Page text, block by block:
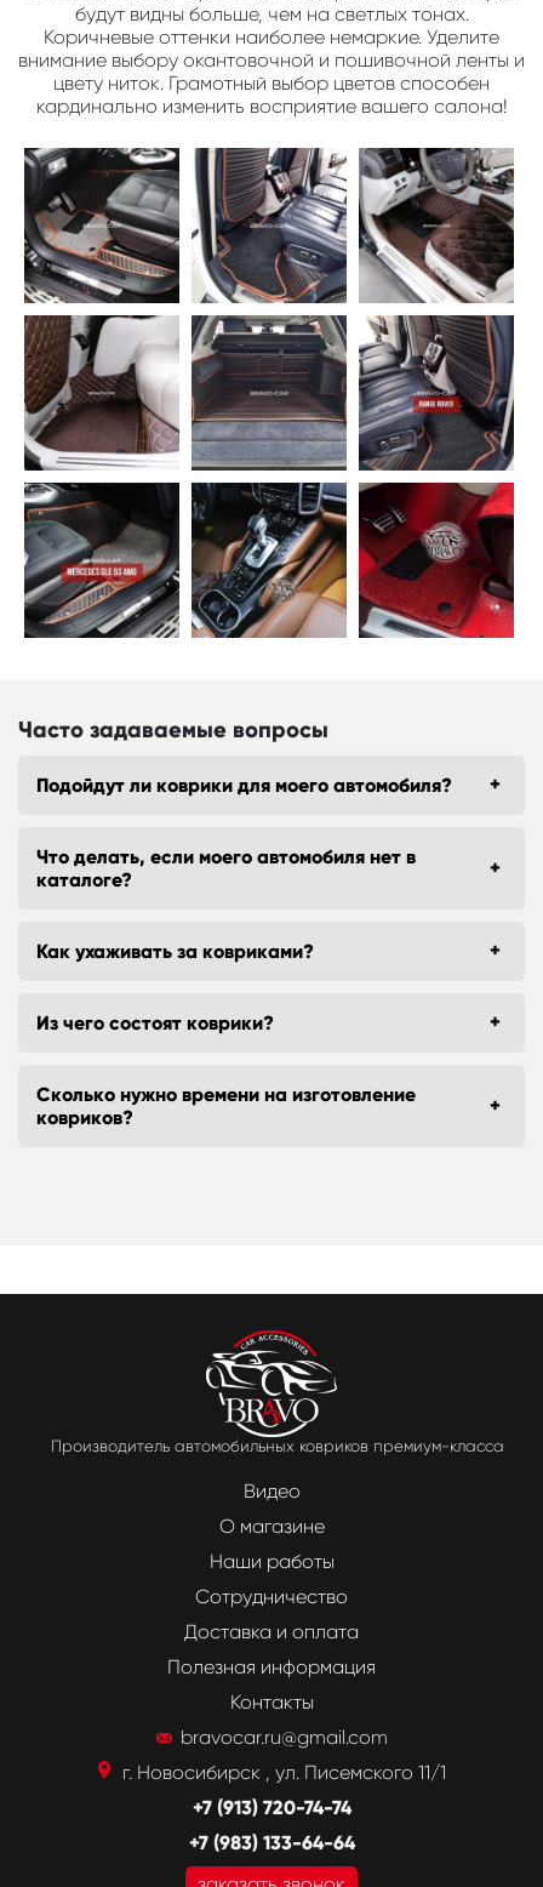
будут видны больше, чем на светлых тонах.
Коричневые оттенки наиболее немаркие. Уделите
внимание выбору окантовочной и пошивочной ленты и
цвету ниток. Грамотный выбор цветов способен
кардинально изменить восприятие вашего салона!
Часто задаваемые вопросы
Подойдут ли коврики для моего автомобиля?
Что делать, если моего автомобиля нет в
каталоге?
Как ухаживать за ковриками?
Из чего состоят коврики?
Сколько нужно времени на изготовление
ковриков?
Производитель автомобильных ковриков премиум-класса
Видео
О магазине
Наши работы
Сотрудничество
Доставка и оплата
Полезная информация
Контакты
bravocar.ru@gmail.com
г. Новосибирск , ул. Писемского 11/1
+7 (913) 720-74-74
+7 (983) 133-64-64